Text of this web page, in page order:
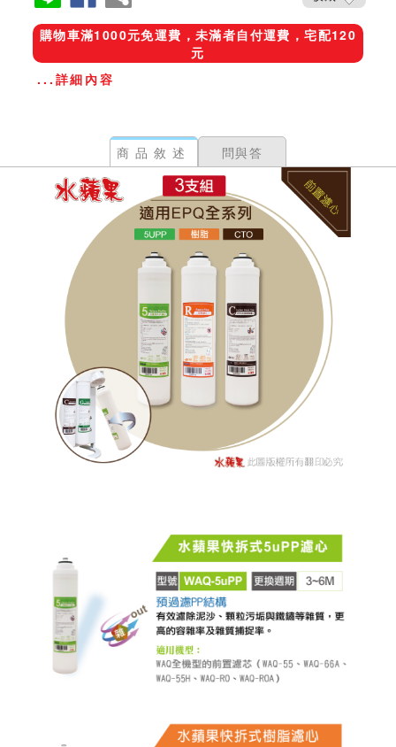
購物車滿1000元免運費，未滿者自付運費，宅配120
元
...詳細內容
商品敘述 問與答